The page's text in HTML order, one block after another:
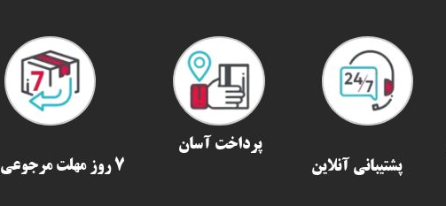
پشتیبانی آنلاین
پرداخت آسان
7 روز مهلت مرجوعی و تعویض